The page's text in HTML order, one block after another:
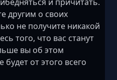
другим о своих
не получите никакой
того, что вас станут
вы об этом
будет от этого всего